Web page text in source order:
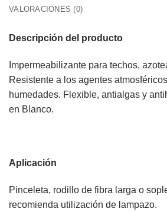
VALORACIONES (0)
Descripción del producto
Impermeabilizante para techos,
Resistente a los agentes
humedades. Flexible, antialgas y
en Blanco.
Aplicación
Pinceleta, rodillo de fibra larga o
recomienda utilización de lampazo.